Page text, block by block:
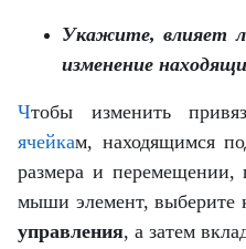
Укажите, влияет
изменение
Чтобы изменить
ячейкам, находящимся
размера и перемещении,
мыши элемент, выберите
управления, а затем